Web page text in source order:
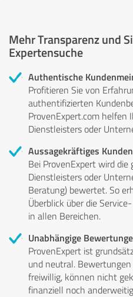
Mehr Transparenz und
Expertensuche
Authentische
Profitieren Sie von
authentifizierten
ProvenExpert.com helfen
Dienstleisters oder
Aussagekräftiges
Bei ProvenExpert wird
Dienstleisters oder
Beratung) bewertet. So
Überblick über die
in allen Bereichen.
Unabhängige
ProvenExpert ist
und neutral.
freiwillig, können nicht
finanziell noch